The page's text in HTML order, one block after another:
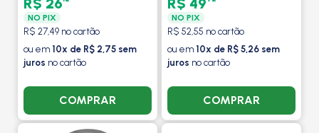
MOBENSANI
R$ 26
NO PIX
R$ 27,49 no cartão
ou em 10x de R$ 2,75 sem
juros no cartão
COMPRAR
R$ 49
NO PIX
R$ 52,55 no cartão
ou em 10x de R$ 5,26 sem
juros no cartão
COMPRAR